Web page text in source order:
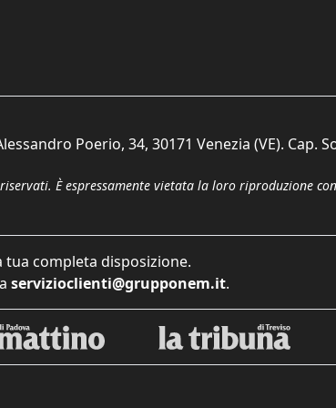
Poerio, 34, 30171 Venezia (VE). Cap.
È espressamente vietata la loro riproduzione
tua completa disposizione.
servizioclienti@grupponem.it.